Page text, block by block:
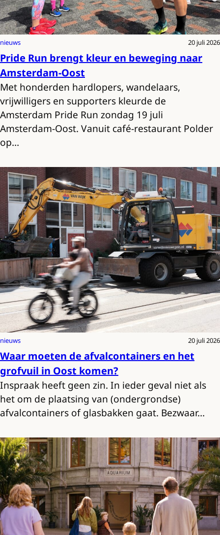
nieuws 20 juli 2026
Pride Run brengt kleur en beweging naar
Amsterdam-Oost
Met honderden hardlopers, wandelaars,
vrijwilligers en supporters kleurde de
Amsterdam Pride Run zondag 19 juli
Amsterdam-Oost. Vanuit café-restaurant Polder
op…
nieuws 20 juli 2026
Waar moeten de afvalcontainers en het
grofvuil in Oost komen?
Inspraak heeft geen zin. In ieder geval niet als
het om de plaatsing van (ondergrondse)
afvalcontainers of glasbakken gaat. Bezwaar…